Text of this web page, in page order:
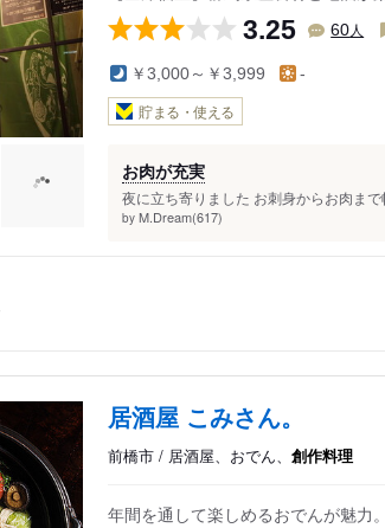
3.25 60人
￥3,000～￥3,999 -
貯まる・使える
お肉が充実
夜に立ち寄りました お刺身からお肉ま
by M.Dream(617)
居酒屋 こみさん。
前橋市 / 居酒屋、おでん、 創作料理
年間を通して楽しめるおでんが魅力